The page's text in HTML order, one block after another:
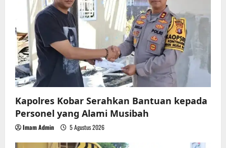
t
i
o
n
Kapolres Kobar Serahkan Bantuan kepada
Personel yang Alami Musibah
Imam Admin 5 Agustus 2026